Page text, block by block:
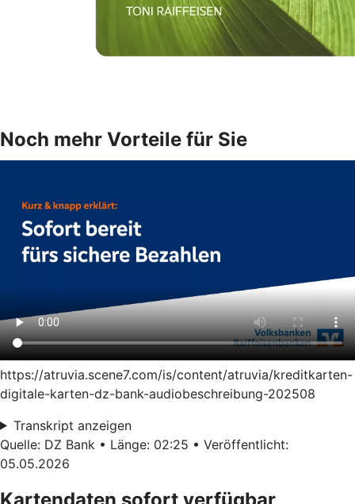
Noch mehr Vorteile für Sie
https://atruvia.scene7.com/is/content/atruvia/kreditkarten-
digitale-karten-dz-bank-audiobeschreibung-202508
Transkript anzeigen
Quelle: DZ Bank • Länge: 02:25 • Veröffentlicht:
05.05.2026
Kartendaten sofort verfügbar